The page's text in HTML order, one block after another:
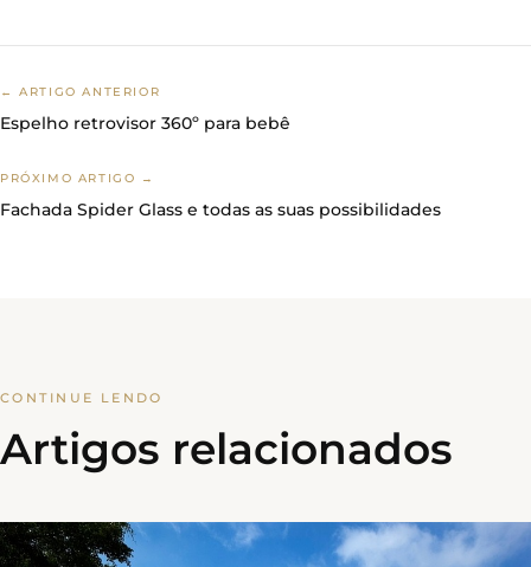
← ARTIGO ANTERIOR
Espelho retrovisor 360º para bebê
PRÓXIMO ARTIGO →
Fachada Spider Glass e todas as suas possibilidades
CONTINUE LENDO
Artigos relacionados